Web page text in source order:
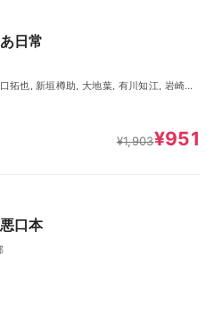
日常
男, 進藤亜由美, 武田幸史, 麻鈴, 守安凉, 門
¥1,903¥951
口本